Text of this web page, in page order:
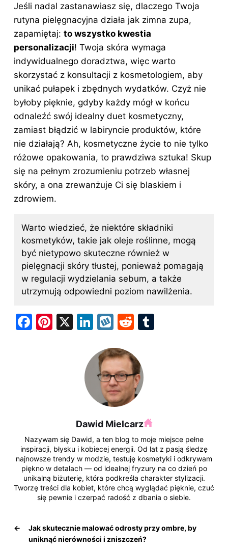
Jeśli nadal zastanawiasz się, dlaczego Twoja
rutyna pielęgnacyjna działa jak zimna zupa,
zapamiętaj: to wszystko kwestia
personalizacji! Twoja skóra wymaga
indywidualnego doradztwa, więc warto
skorzystać z konsultacji z kosmetologiem, aby
unikać pułapek i zbędnych wydatków. Czyż nie
byłoby pięknie, gdyby każdy mógł w końcu
odnaleźć swój idealny duet kosmetyczny,
zamiast błądzić w labiryncie produktów, które
nie działają? Ah, kosmetyczne życie to nie tylko
różowe opakowania, to prawdziwa sztuka! Skup
się na pełnym zrozumieniu potrzeb własnej
skóry, a ona zrewanżuje Ci się blaskiem i
zdrowiem.
Warto wiedzieć, że niektóre składniki
kosmetyków, takie jak oleje roślinne, mogą
być nietypowo skuteczne również w
pielęgnacji skóry tłustej, ponieważ pomagają
w regulacji wydzielania sebum, a także
utrzymują odpowiedni poziom nawilżenia.
F
k
Pi X
Li
k
e
dI
n
W
k
o
p
R
d
di
t
Dawid Mielcarz
Nazywam się Dawid, a ten blog to moje miejsce pełne
inspiracji, błysku i kobiecej energii. Od lat z pasją śledzę
najnowsze trendy w modzie, testuję kosmetyki i odkrywam
piękno w detalach — od idealnej fryzury na co dzień po
unikalną biżuterię, która podkreśla charakter stylizacji.
Tworzę treści dla kobiet, które chcą wyglądać pięknie, czuć
się pewnie i czerpać radość z dbania o siebie.
←
Jak skutecznie malować odrosty przy ombre, by
uniknąć nierówności i zniszczeń?